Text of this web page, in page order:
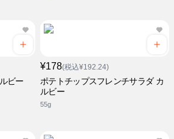
ビー
¥178(税込¥192.24)
ポテトチップスフレンチサラダ カ
ルビー
55g